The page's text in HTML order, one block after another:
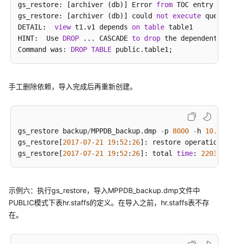
故
障
排
除
频
助
性
能
白
文
载
gs_restore: [archiver (db)] Error from TOC entry
gs_restore: [archiver (db)] could not execute
DETAIL: view t1.v1 depends on table table1
HINT:  Use DROP ... CASCADE to drop the dependent
Command was: DROP TABLE
手工删除依赖，导入完成后再重新创建。
gs_restore backup/MPPDB_backup.dmp -p 8000 - h 10.10
gs_restore[2017-07-21 19: 52: 26]: restore operation
gs_restore[2017-07-21 19: 52: 26]: total time: 2203
示例六：执行gs_restore，导入MPPDB_backup.dmp文件中
PUBLIC模式下表hr.staffs的定义。在导入之前，hr.staffs表不存
在。